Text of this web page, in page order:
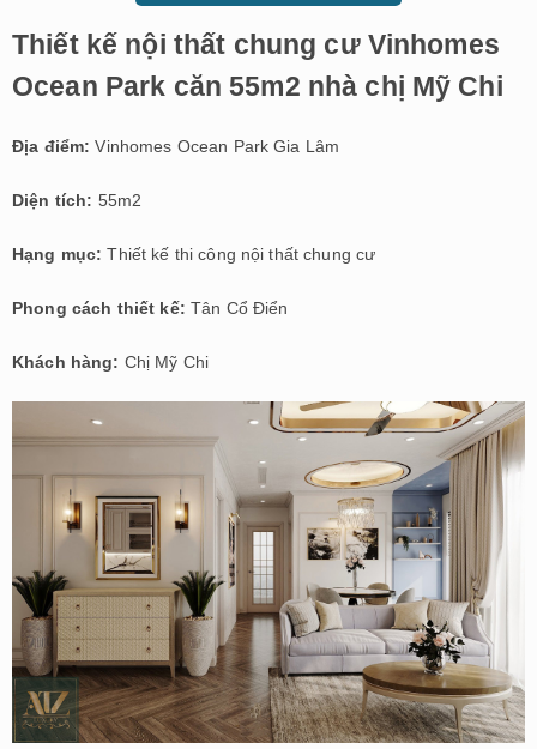
Thiết kế nội thất chung cư Vinhomes
Ocean Park căn 55m2 nhà chị Mỹ Chi
Địa điểm:Vinhomes Ocean Park Gia Lâm
Diện tích: 55m2
Hạng mục:Thiết kế thi công nội thất chung cư
Phong cách thiết kế: Tân Cổ Điển
Khách hàng: Chị Mỹ Chi